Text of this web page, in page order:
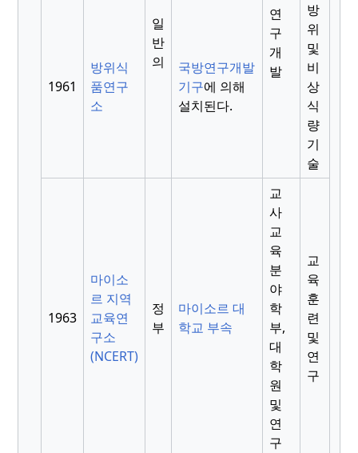
일
반
의
연
구
개
발
1961
방위식
품연구
소
국방연구개발
기구에 의해
설치된다.
방
위
및
비
상
식
량
기
술
1963
마이소
르 지역
교육연
구소
(NCERT)
정
부
마이소르 대
학교 부속
교
사
교
육
분
야
학
부,
대
학
원
및
연
구
교
육
훈
련
및
연
구